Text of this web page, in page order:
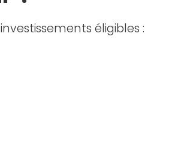
éligibles :